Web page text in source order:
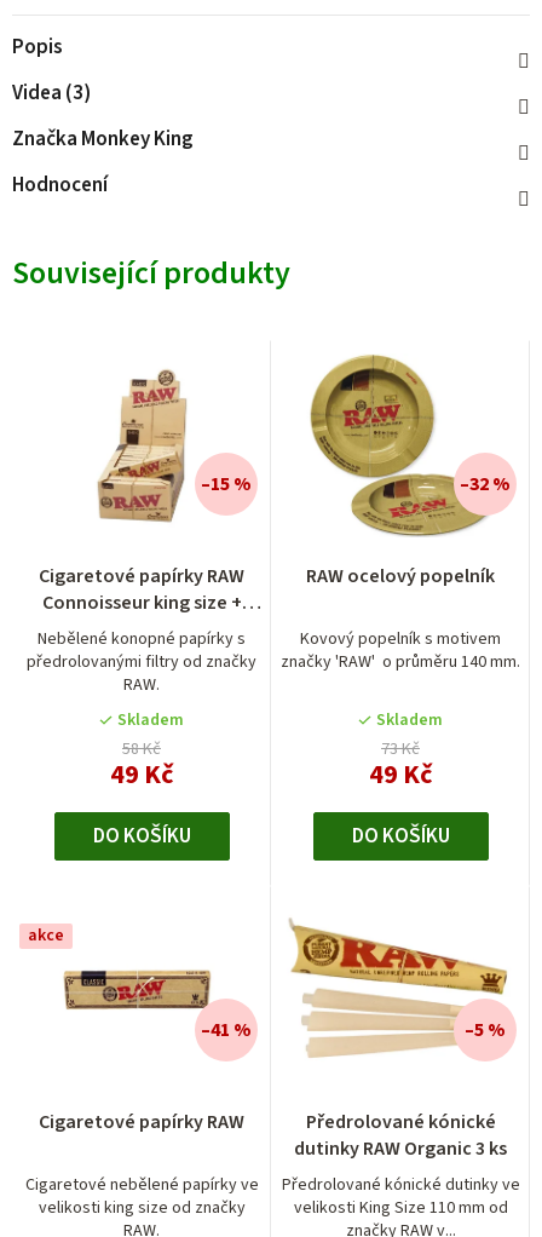
Popis
Videa (3)
Značka Monkey King
Hodnocení
Související produkty
Cigaretové papírky RAW
Connoisseur king size +
předrolované filtry
Nebělené konopné papírky s
předrolovanými filtry od značky
RAW.
Skladem
58 Kč
49 Kč
–15 %
DO KOŠÍKU
RAW ocelový popelník
Kovový popelník s motivem
značky 'RAW' o průměru 140 mm.
Skladem
73 Kč
49 Kč
–32 %
DO KOŠÍKU
akce
Cigaretové papírky RAW
Cigaretové nebělené papírky ve
velikosti king size od značky
RAW.
hodnocení
je
5,0
–41 %
Předrolované kónické
dutinky RAW Organic 3 ks
Předrolované kónické dutinky ve
velikosti King Size 110 mm od
značky RAW v...
–5 %